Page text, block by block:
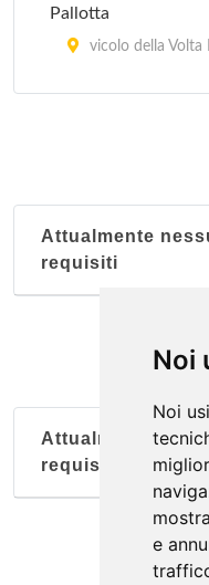
Noi
Noi
e
Pallotta
vicolo della Volta
Attualmente
requisiti
Attualmente
requisiti